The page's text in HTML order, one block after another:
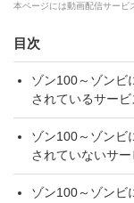
本ページには動画配信サービ
目次
ゾン100～ゾンビ
されているサー
ゾン100～ゾンビ
されていないサ
ゾン100～ゾンビ